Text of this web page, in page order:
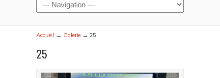
Accueil → Galerie → 25
25